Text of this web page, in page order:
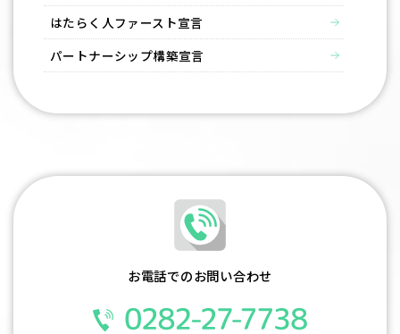
はたらく⼈ファースト宣⾔
パートナーシップ構築宣言
お電話でのお問い合わせ